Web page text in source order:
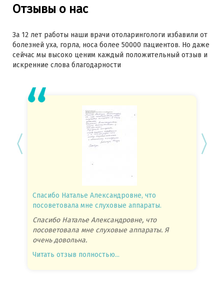
Отзывы о нас
За 12 лет работы наши врачи отоларингологи избавили от
болезней уха, горла, носа более 50000 пациентов. Но даже
сейчас мы высоко ценим каждый положительный отзыв и
искренние слова благодарности
Спасибо Наталье Александровне, что
посоветовала мне слуховые аппараты.
Спасибо Наталье Александровне, что
посоветовала мне слуховые аппараты. Я
очень довольна.
Читать отзыв полностью...